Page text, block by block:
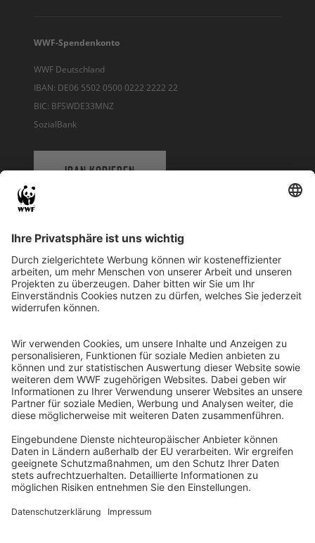
WWF-Spendenkonto
WWF Deutschland
IBAN: DE06 5502 0500 0222 2222 22
BIC: BFSWDE33MNZ
SozialBank
IBAN KOPIEREN
WWF Deutschland
Reinhardtstr. 18
10117 Berlin
Ihre Spende kann steuerlich geltend gemacht werden
Registriert als Stiftung WWF Deutschland, Senatsverwaltung für
Justiz Berlin, Az: 3416/976/2
Umsatzsteuer-Identifikationsnummer: DE 114236103
Freistellungsbescheid: Als gemeinnützige Körperschaft befreit
von der Körperschaftssteuer gem. §5 I 9 KStg. unter der
Steuernummer 27/641/09321